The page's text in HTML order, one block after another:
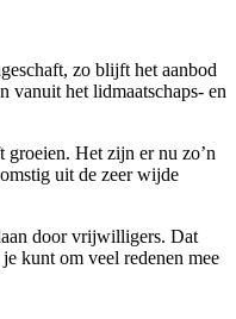
zo blijft het aanbod
vanuit het lidmaatschaps- en
Het zijn er nu zo’n
uit de zeer wijde
door vrijwilligers. Dat
kunt om veel redenen mee